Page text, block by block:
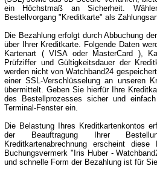
ein Höchstmaß an Sicherheit.
Bestellvorgang "Kreditkarte" als
Die Bezahlung erfolgt durch Abbuchung
über Ihrer Kreditkarte. Folgende Daten
Kartenart ( VISA oder MasterCard ),
Prüfziffer und Gültigkeitsdauer der
werden nicht von Watchband24
einer SSL-Verschlüsselung an unseren
übermittelt. Geben Sie hierfür Ihre
des Bestellprozesses sicher und
Terminal-Fenster ein.
Die Belastung Ihres Kreditkartenkontos
der Beauftragung Ihrer
Kreditkartenabrechnung erscheint
Buchungsvermerk "Iris Huber -
und schnelle Form der Bezahlung ist für